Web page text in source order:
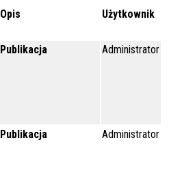
Opis Użytkownik
Publikacja Administrator
Publikacja Administrator